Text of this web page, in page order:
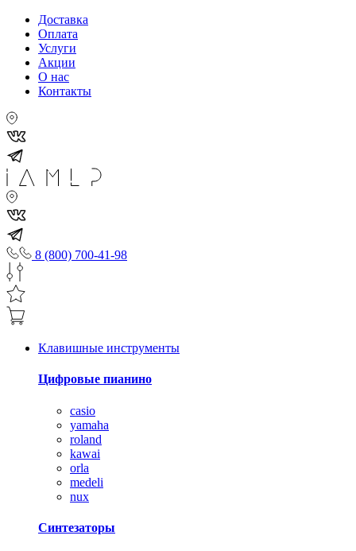
Доставка
Оплата
Услуги
Акции
О нас
Контакты
8 (800) 700-41-98
Клавишные инструменты
Цифровые пианино
casio
yamaha
roland
kawai
orla
medeli
nux
Синтезаторы